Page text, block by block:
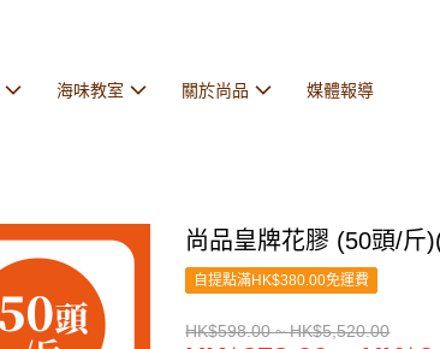
海味教室 關於尚品 媒體報導
尚品皇牌花膠 (50頭/斤
自提點滿HK$380.00免運費
HK$598.00 ~ HK$5,520.00